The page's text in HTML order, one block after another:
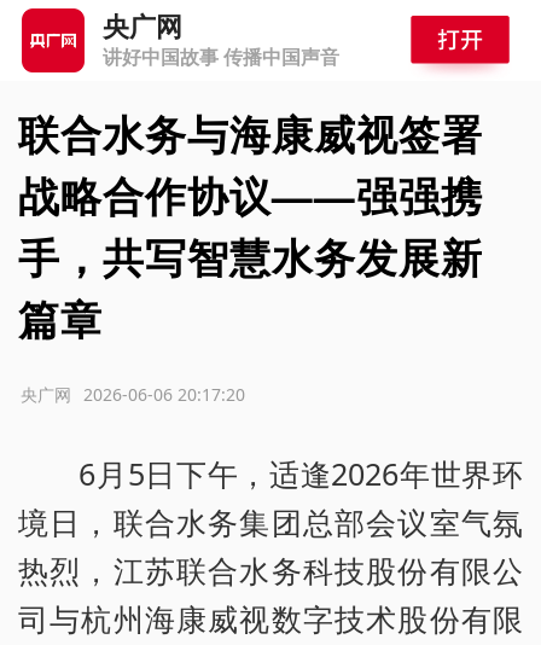
央广网
讲好中国故事 传播中国声音
联合水务与海康威视签署
战略合作协议——强强携
手，共写智慧水务发展新
篇章
2026-06-06 20:17:20
央广网
6月5日下午，适逢2026年世界环
境日，联合水务集团总部会议室气氛
热烈，江苏联合水务科技股份有限公
司与杭州海康威视数字技术股份有限